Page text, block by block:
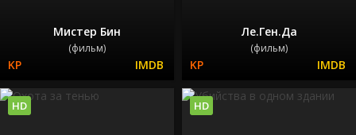
Мистер Бин
(фильм)
Ле.Ген.Да
(фильм)
HD HD